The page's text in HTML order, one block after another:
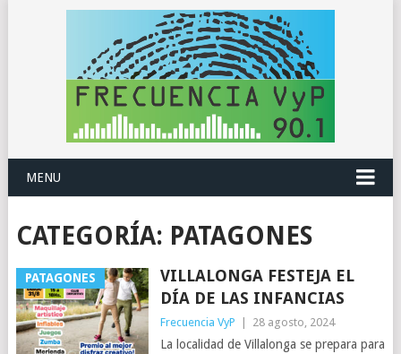
MENU
CATEGORÍA: PATAGONES
PATAGONES
VILLALONGA FESTEJA EL
DÍA DE LAS INFANCIAS
Frecuencia VyP 28 agosto, 2024
La localidad de Villalonga se prepara para